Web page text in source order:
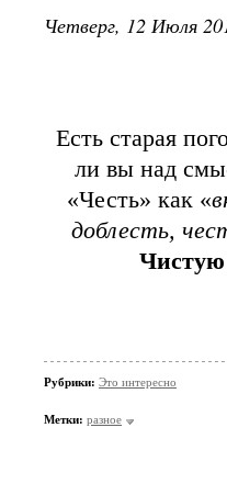
Четверг, 12 Июля
Есть старая
ли вы над
«Честь» как «
доблесть,
Чистую
Рубрики: Это интересно
Метки: разное